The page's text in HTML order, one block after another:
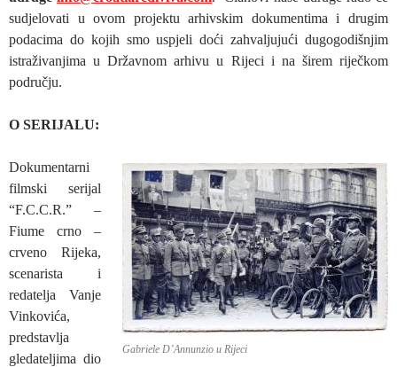
sudjelovati u ovom projektu arhivskim dokumentima i drugim
podacima do kojih smo uspjeli doći zahvaljujući dugogodišnjim
istraživanjima u Državnom arhivu u Rijeci i na širem riječkom
području.
O SERIJALU:
Gabriele D’Annunzio u Rijeci
Dokumentarni
filmski serijal
“F.C.C.R.” –
Fiume crno –
crveno Rijeka,
scenarista i
redatelja Vanje
Vinkovića,
predstavlja
gledateljima dio